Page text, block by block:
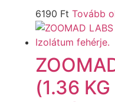
6190 Ft Tovább
(1.36